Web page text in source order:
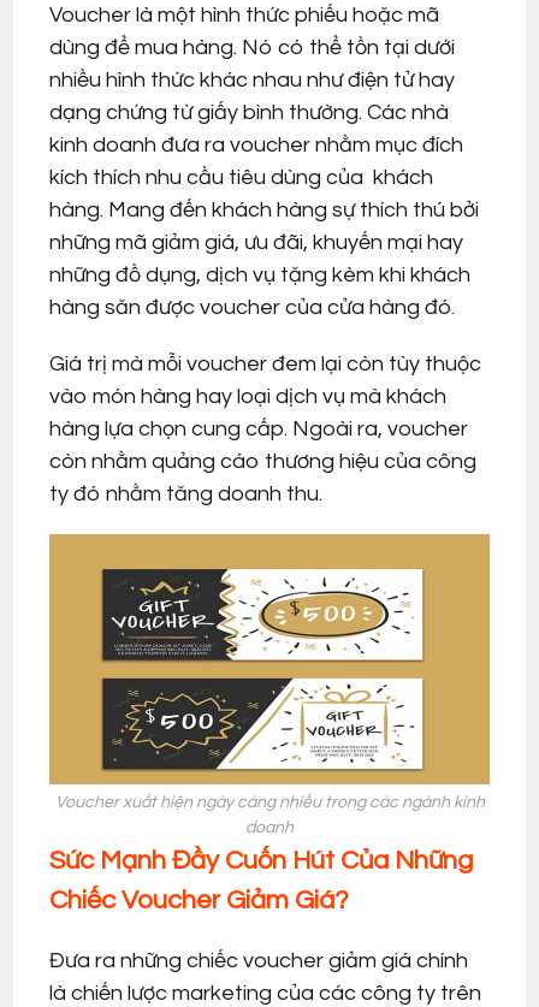
Voucher là một hình thức phiếu hoặc mã
dùng để mua hàng. Nó có thể tồn tại dưới
nhiều hình thức khác nhau như điện tử hay
dạng chứng từ giấy bình thường. Các nhà
kinh doanh đưa ra voucher nhằm mục đích
kích thích nhu cầu tiêu dùng của khách
hàng. Mang đến khách hàng sự thích thú bởi
những mã giảm giá, ưu đãi, khuyến mại hay
những đồ dụng, dịch vụ tặng kèm khi khách
hàng săn được voucher của cửa hàng đó.
Giá trị mà mỗi voucher đem lại còn tùy thuộc
vào món hàng hay loại dịch vụ mà khách
hàng lựa chọn cung cấp. Ngoài ra, voucher
còn nhằm quảng cáo thương hiệu của công
ty đó nhằm tăng doanh thu.
Voucher xuất hiện ngày càng nhiều trong các ngành kinh
doanh
Sức Mạnh Đầy Cuốn Hút Của Những
Chiếc Voucher Giảm Giá?
Đưa ra những chiếc voucher giảm giá chính
là chiến lược marketing của các công ty trên